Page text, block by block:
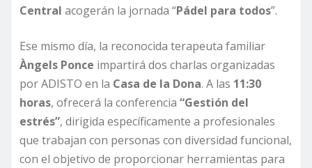
Central acogerán la jornada “Pádel para todos”.
Ese mismo día, la reconocida terapeuta familiar
Àngels Ponce impartirá dos charlas organizadas
por ADISTO en la Casa de la Dona. A las 11:30
horas, ofrecerá la conferencia “Gestión del
estrés”, dirigida específicamente a profesionales
que trabajan con personas con diversidad funcional,
con el objetivo de proporcionar herramientas para